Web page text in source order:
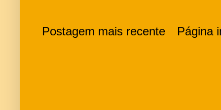
Postagem mais recente Página